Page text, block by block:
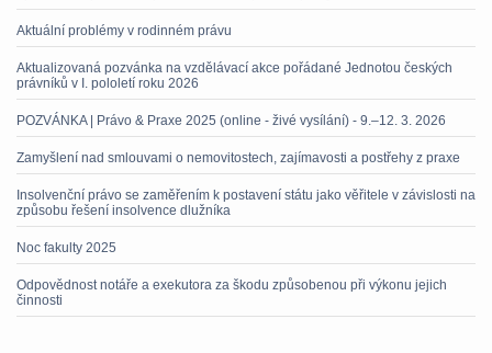
Aktuální problémy v rodinném právu
Aktualizovaná pozvánka na vzdělávací akce pořádané Jednotou českých
právníků v I. pololetí roku 2026
POZVÁNKA | Právo & Praxe 2025 (online - živé vysílání) - 9.–12. 3. 2026
Zamyšlení nad smlouvami o nemovitostech, zajímavosti a postřehy z praxe
Insolvenční právo se zaměřením k postavení státu jako věřitele v závislosti na
způsobu řešení insolvence dlužníka
Noc fakulty 2025
Odpovědnost notáře a exekutora za škodu způsobenou při výkonu jejich
činnosti